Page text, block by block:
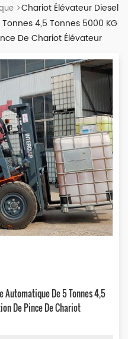
Chariot Élévateur Diesel
4,5 Tonnes 5000 KG
De Chariot Élévateur
De 5 Tonnes 4,5
De Pince De Chariot